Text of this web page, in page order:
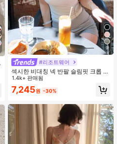
9
#리조트웨어
섹시한 비대칭 넥 반팔 슬림핏 크롭 탑
화이트 여름
1.4k+ 판매됨
7,245원 -30%